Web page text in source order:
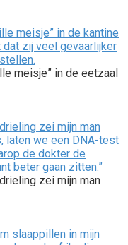
meisje” in de kantine
zij veel gevaarlijker
meisje” in de eetzaal
zei mijn man
laten we een DNA-test
de dokter de
beter gaan zitten.”
zei mijn man
slaappillen in mijn